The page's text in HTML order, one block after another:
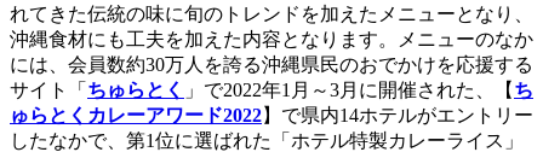
れてきた伝統の味に旬のトレンドを加えたメニューとなり、
沖縄食材にも工夫を加えた内容となります。メニューのなか
には、会員数約30万人を誇る沖縄県民のおでかけを応援する
サイト「 ちゅらとく 」で2022年1月～3月に開催された、【 ち
ゅらとくカレーアワード2022】で県内14ホテルがエントリー
したなかで、第1位に選ばれた「ホテル特製カレーライス」